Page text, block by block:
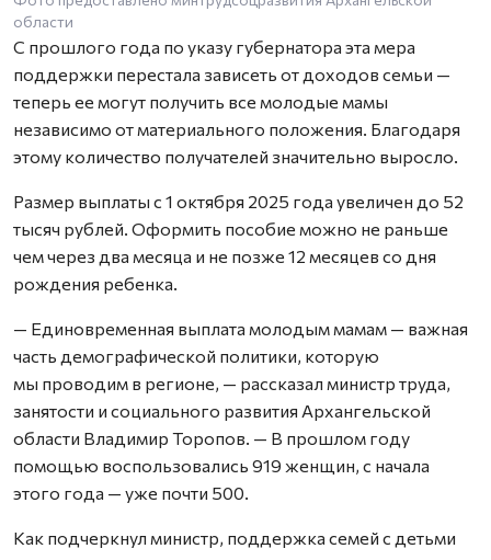
области
С прошлого года по указу губернатора эта мера
поддержки перестала зависеть от доходов семьи —
теперь ее могут получить все молодые мамы
независимо от материального положения. Благодаря
этому количество получателей значительно выросло.
Размер выплаты с 1 октября 2025 года увеличен до 52
тысяч рублей. Оформить пособие можно не раньше
чем через два месяца и не позже 12 месяцев со дня
рождения ребенка.
— Единовременная выплата молодым мамам — важная
часть демографической политики, которую
мы проводим в регионе, — рассказал министр труда,
занятости и социального развития Архангельской
области Владимир Торопов. — В прошлом году
помощью воспользовались 919 женщин, с начала
этого года — уже почти 500.
Как подчеркнул министр, поддержка семей с детьми